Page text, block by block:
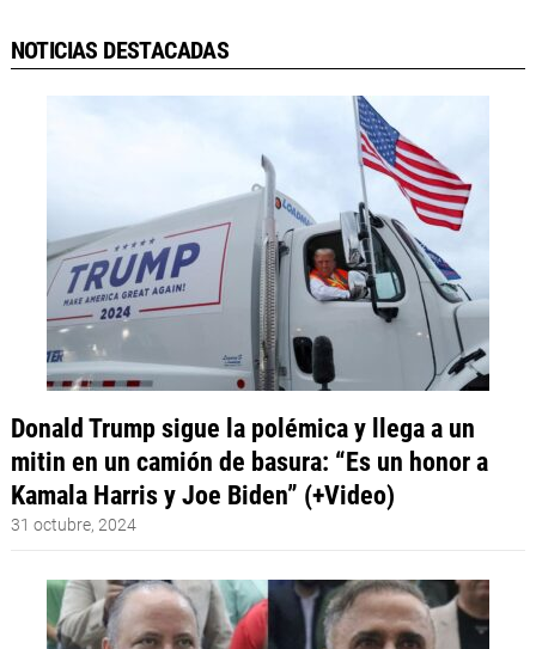
NOTICIAS DESTACADAS
Donald Trump sigue la polémica y llega a un
mitin en un camión de basura: “Es un honor a
Kamala Harris y Joe Biden” (+Video)
31 octubre, 2024